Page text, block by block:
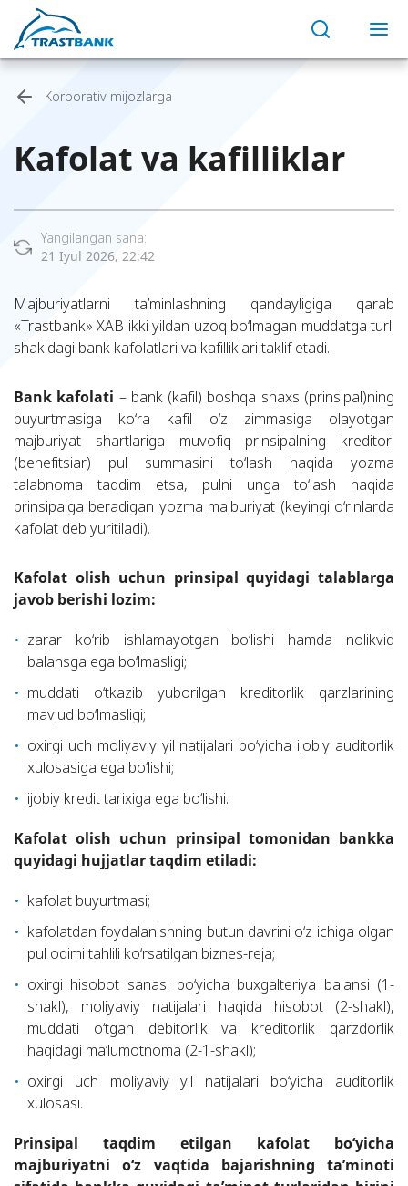
Korporativ mijozlarga
Kafolat va kafilliklar
Yangilangan sana:
21 Iyul 2026, 22:42
Majburiyatlarni ta’minlashning qandayligiga qarab
«Trastbank» XAB ikki yildan uzoq bo‘lmagan muddatga turli
shakldagi bank kafolatlari va kafilliklari taklif etadi.
Bank kafolati – bank (kafil) boshqa shaxs (prinsipal)ning
buyurtmasiga ko‘ra kafil o‘z zimmasiga olayotgan
majburiyat shartlariga muvofiq prinsipalning kreditori
(benefitsiar) pul summasini to‘lash haqida yozma
talabnoma taqdim etsa, pulni unga to‘lash haqida
prinsipalga beradigan yozma majburiyat (keyingi o‘rinlarda
kafolat deb yuritiladi).
Kafolat olish uchun prinsipal quyidagi talablarga
javob berishi lozim:
zarar ko‘rib ishlamayotgan bo‘lishi hamda nolikvid
balansga ega bo‘lmasligi;
muddati o‘tkazib yuborilgan kreditorlik qarzlarining
mavjud bo‘lmasligi;
oxirgi uch moliyaviy yil natijalari bo‘yicha ijobiy auditorlik
xulosasiga ega bo‘lishi;
ijobiy kredit tarixiga ega bo‘lishi.
Kafolat olish uchun prinsipal tomonidan bankka
quyidagi hujjatlar taqdim etiladi:
kafolat buyurtmasi;
kafolatdan foydalanishning butun davrini o‘z ichiga olgan
pul oqimi tahlili ko‘rsatilgan biznes-reja;
oxirgi hisobot sanasi bo‘yicha buxgalteriya balansi (1-
shakl), moliyaviy natijalari haqida hisobot (2-shakl),
muddati o‘tgan debitorlik va kreditorlik qarzdorlik
haqidagi ma’lumotnoma (2-1-shakl);
oxirgi uch moliyaviy yil natijalari bo‘yicha auditorlik
xulosasi.
Prinsipal taqdim etilgan kafolat bo‘yicha
majburiyatni o‘z vaqtida bajarishning ta’minoti